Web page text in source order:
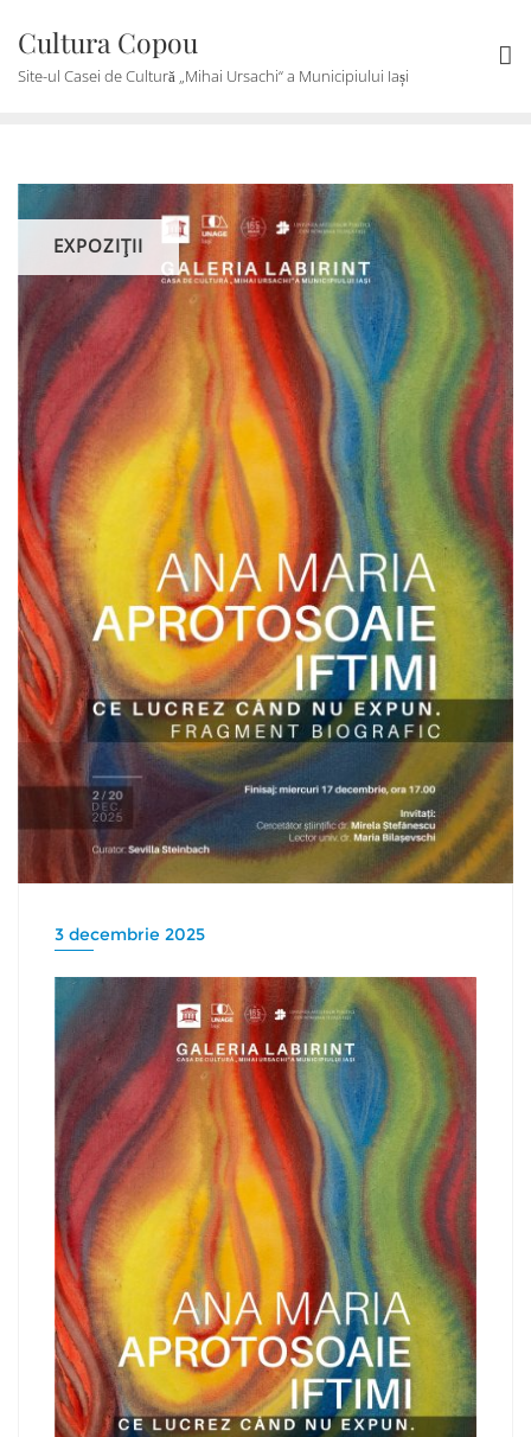
content
Cultura Copou
Site-ul Casei de Cultură „Mihai Ursachi“ a Municipiului Iași
EXPOZIŢII
3 decembrie 2025